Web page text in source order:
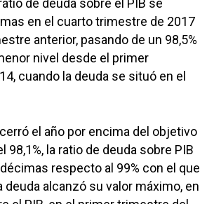
de deuda sobre el PIB se
en el cuarto trimestre de 2017
anterior, pasando de un 98,5%
nivel desde el primer
cuando la deuda se situó en el
el año por encima del objetivo
98,1%, la ratio de deuda sobre PIB
respecto al 99% con el que
deuda alcanzó su valor máximo, en